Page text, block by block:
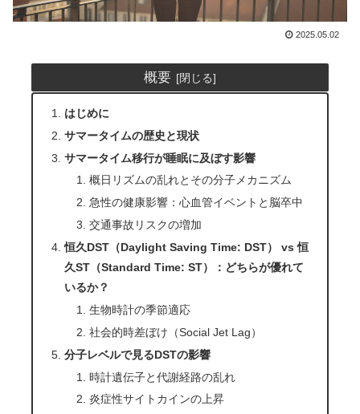
2025.05.02
概要
はじめに
サマータイムの歴史と現状
サマータイム移行が睡眠に及ぼす影響
概日リズムの乱れとその分子メカニズム
急性の健康影響：心血管イベントと脳卒中
交通事故リスクの増加
恒久DST（Daylight Saving Time: DST） vs 恒
久ST（Standard Time: ST）：どちらが優れて
いるか？
生物時計の季節適応
社会的時差ぼけ（Social Jet Lag）
分子レベルで見るDSTの影響
時計遺伝子と代謝経路の乱れ
炎症性サイトカインの上昇